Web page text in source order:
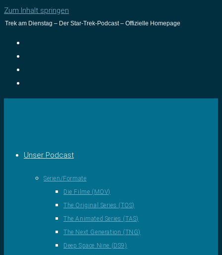
Zum Inhalt springen
Trek am Dienstag – Der Star-Trek-Podcast – Offizielle Homepage
Unser Podcast
Serien/Formate
Die Filme (MOV)
The Original Series (TOS)
The Animated Series (TAS)
The Next Generation (TNG)
Deep Space Nine (DS9)